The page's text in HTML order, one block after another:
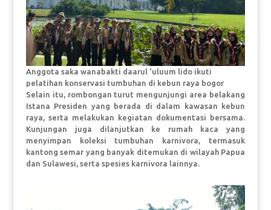
Anggota saka wanabakti daarul ‘uluum lido ikuti
pelatihan konservasi tumbuhan di kebun raya bogor
Selain itu, rombongan turut mengunjungi area belakang
Istana Presiden yang berada di dalam kawasan kebun
raya, serta melakukan kegiatan dokumentasi bersama.
Kunjungan juga dilanjutkan ke rumah kaca yang
menyimpan koleksi tumbuhan karnivora, termasuk
kantong semar yang banyak ditemukan di wilayah Papua
dan Sulawesi, serta spesies karnivora lainnya.